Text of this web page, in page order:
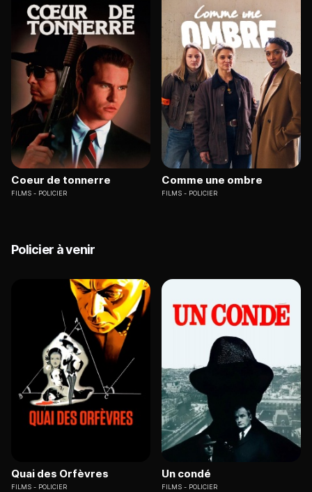
Coeur de tonnerre
FILMS POLICIER
Comme une ombre
FILMS POLICIER
Policier à venir
Quai des Orfèvres
FILMS POLICIER
Un condé
FILMS POLICIER